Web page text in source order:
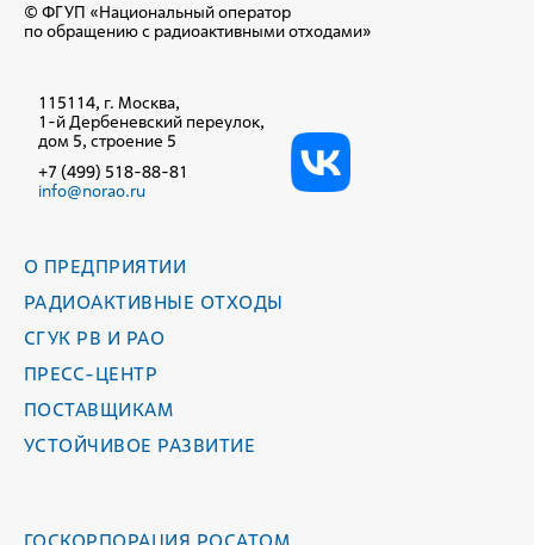
© ФГУП «Национальный оператор
по обращению с радиоактивными отходами»
115114, г. Москва,
1-й Дербеневский переулок,
дом 5, строение 5
+7 (499) 518-88-81
info@norao.ru
О ПРЕДПРИЯТИИ
РАДИОАКТИВНЫЕ ОТХОДЫ
СГУК РВ И РАО
ПРЕСС-ЦЕНТР
ПОСТАВЩИКАМ
УСТОЙЧИВОЕ РАЗВИТИЕ